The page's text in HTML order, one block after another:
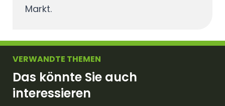
Markt.
VERWANDTE THEMEN
Das könnte Sie auch
interessieren